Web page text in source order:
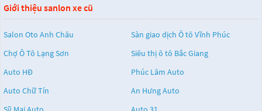
Giới thiệu sanlon xe cũ
Salon Oto Anh Châu
Sàn giao dịch Ô tô Vĩnh Phúc
Chợ Ô Tô Lạng Sơn
Siêu thị ô tô Bắc Giang
Auto HĐ
Phúc Lâm Auto
Auto Chữ Tín
An Hưng Auto